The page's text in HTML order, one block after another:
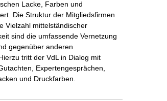
Lacke, Farben und
Die Struktur der Mitgliedsfirmen
Vielzahl mittelständischer
sind die umfassende Vernetzung
gegenüber anderen
tritt der VdL in Dialog mit
Expertengesprächen,
und Druckfarben.